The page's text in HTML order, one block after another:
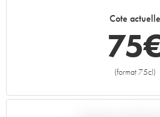
2000
1995
Cote actuelle
75
(format 75cl)